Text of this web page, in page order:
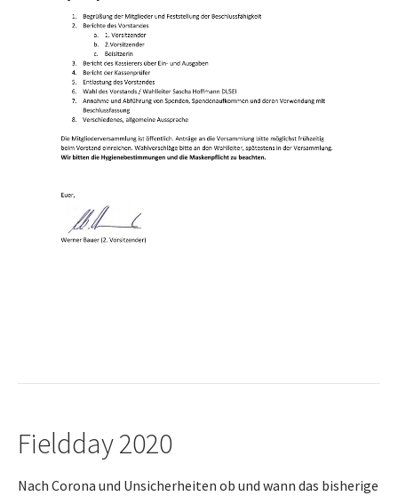
Fieldday 2020
Nach Corona und Unsicherheiten ob und wann das bisherige